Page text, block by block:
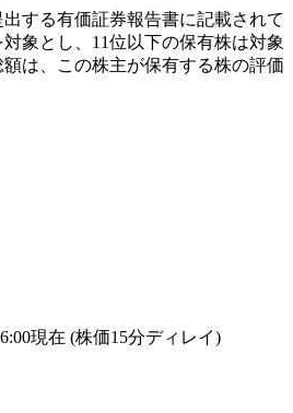
する有価証券報告書に記載されて
象とし、11位以下の保有株は対象
は、この株主が保有する株の評価
現在 (株価15分ディレイ)